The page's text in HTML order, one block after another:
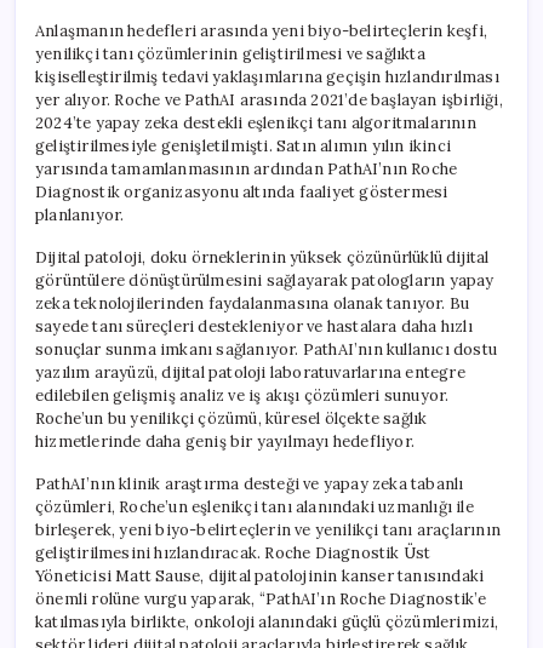
Anlaşmanın hedefleri arasında yeni biyo-belirteçlerin keşfi,
yenilikçi tanı çözümlerinin geliştirilmesi ve sağlıkta
kişiselleştirilmiş tedavi yaklaşımlarına geçişin hızlandırılması
yer alıyor. Roche ve PathAI arasında 2021’de başlayan işbirliği,
2024’te yapay zeka destekli eşlenikçi tanı algoritmalarının
geliştirilmesiyle genişletilmişti. Satın alımın yılın ikinci
yarısında tamamlanmasının ardından PathAI’nın Roche
Diagnostik organizasyonu altında faaliyet göstermesi
planlanıyor.
Dijital patoloji, doku örneklerinin yüksek çözünürlüklü dijital
görüntülere dönüştürülmesini sağlayarak patologların yapay
zeka teknolojilerinden faydalanmasına olanak tanıyor. Bu
sayede tanı süreçleri destekleniyor ve hastalara daha hızlı
sonuçlar sunma imkanı sağlanıyor. PathAI’nın kullanıcı dostu
yazılım arayüzü, dijital patoloji laboratuvarlarına entegre
edilebilen gelişmiş analiz ve iş akışı çözümleri sunuyor.
Roche’un bu yenilikçi çözümü, küresel ölçekte sağlık
hizmetlerinde daha geniş bir yayılmayı hedefliyor.
PathAI’nın klinik araştırma desteği ve yapay zeka tabanlı
çözümleri, Roche’un eşlenikçi tanı alanındaki uzmanlığı ile
birleşerek, yeni biyo-belirteçlerin ve yenilikçi tanı araçlarının
geliştirilmesini hızlandıracak. Roche Diagnostik Üst
Yöneticisi Matt Sause, dijital patolojinin kanser tanısındaki
önemli rolüne vurgu yaparak, “PathAI’ın Roche Diagnostik’e
katılmasıyla birlikte, onkoloji alanındaki güçlü çözümlerimizi,